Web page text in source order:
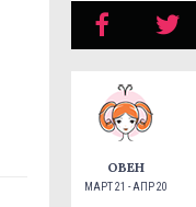
ОВЕН
МАРТ 21 - АПР 20